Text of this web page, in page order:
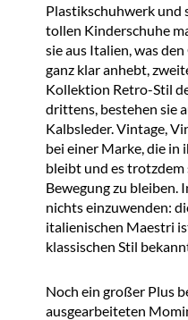
Plastikschuhwerk und
tollen Kinderschuhe
sie aus Italien, was
ganz klar anhebt,
Kollektion Retro-Stil
drittens, bestehen sie
Kalbsleder. Vintage,
bei einer Marke, die in
bleibt und es trotzdem
Bewegung zu bleiben.
nichts einzuwenden:
italienischen Maestri
klassischen Stil
Noch ein großer Plus
ausgearbeiteten